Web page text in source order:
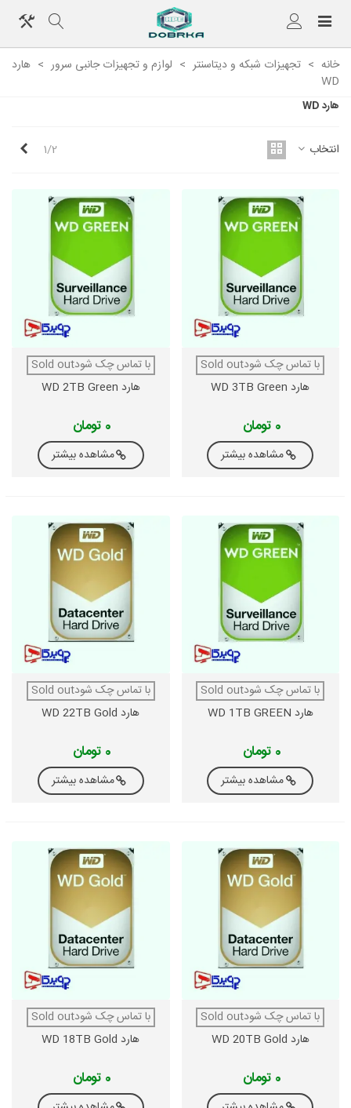
خانه > تجهیزات شبکه و دیتاسنتر > لوازم و تجهیزات جانبی سرور > هارد
WD
هارد WD
انتخاب 1/2
با تماس چک شودSold out
هارد WD 3TB Green
0 تومان
مشاهده بیشتر
با تماس چک شودSold out
هارد WD 2TB Green
0 تومان
مشاهده بیشتر
با تماس چک شودSold out
هارد WD 1TB GREEN
0 تومان
مشاهده بیشتر
با تماس چک شودSold out
هارد WD 22TB Gold
0 تومان
مشاهده بیشتر
با تماس چک شودSold out
هارد WD 20TB Gold
0 تومان
با تماس چک شودSold out
هارد WD 18TB Gold
0 تومان